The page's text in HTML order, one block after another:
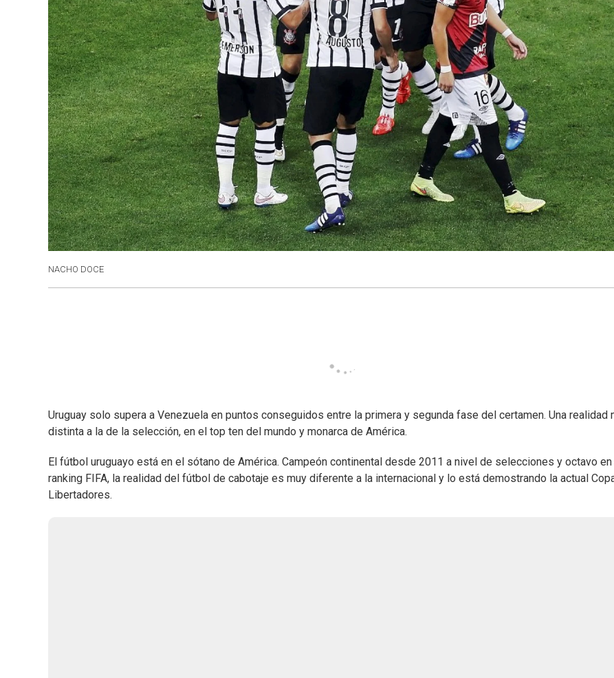
NACHO DOCE
Uruguay solo supera a Venezuela en puntos conseguidos entre la primera y segunda fase del certamen. Una realidad
distinta a la de la selección, en el top ten del mundo y monarca de América.
El fútbol uruguayo está en el sótano de América. Campeón continental desde 2011 a nivel de selecciones y octavo en
ranking FIFA, la realidad del fútbol de cabotaje es muy diferente a la internacional y lo está demostrando la actual
Libertadores.